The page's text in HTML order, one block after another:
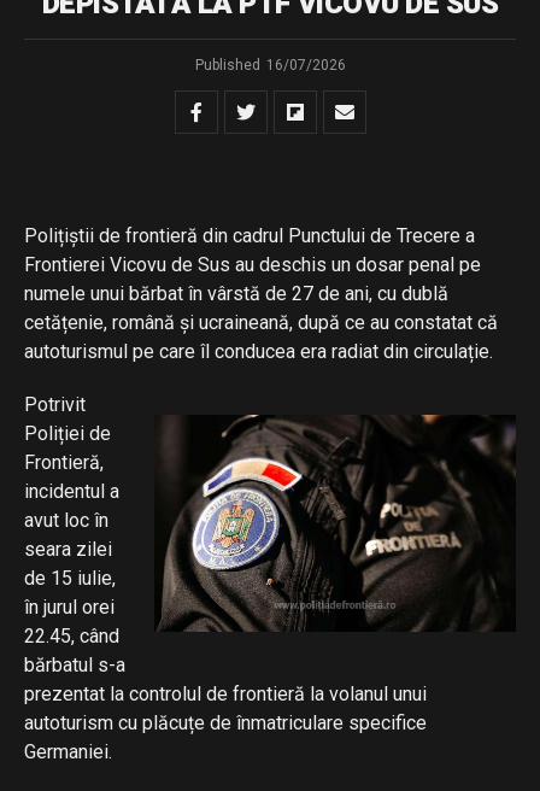
Published 16/07/2026
Polițiștii de frontieră din cadrul Punctului de Trecere a
Frontierei Vicovu de Sus au deschis un dosar penal pe
numele unui bărbat în vârstă de 27 de ani, cu dublă
cetățenie, română și ucraineană, după ce au constatat că
autoturismul pe care îl conducea era radiat din circulație.
Potrivit
Poliției de
Frontieră,
incidentul a
avut loc în
seara zilei
de 15 iulie,
în jurul orei
22.45, când
bărbatul s-a
prezentat la controlul de frontieră la volanul unui
autoturism cu plăcuțe de înmatriculare specifice
Germaniei.